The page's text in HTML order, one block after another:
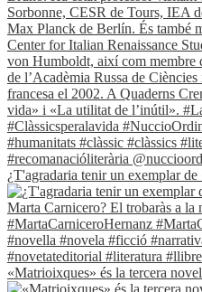
¿T'agradaria tenir un exemplar
«Matrioixques» és la tercera